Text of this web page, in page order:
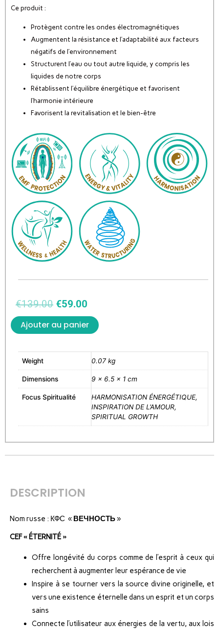
Ce produit :
Protègent contre les ondes électromagnétiques
Augmentent la résistance et l’adaptabilité aux facteurs
négatifs de l’environnement
Structurent l’eau ou tout autre liquide, y compris les
liquides de notre corps
Rétablissent l’équilibre énergétique et favorisent
l’harmonie intérieure
Favorisent la revitalisation et le bien-être
€139.00 €59.00
Ajouter au panier
Weight 0.07 kg
Dimensions 9 × 6.5 × 1 cm
Focus Spiritualité
HARMONISATION ÉNERGÉTIQUE,
INSPIRATION DE L’AMOUR,
SPIRITUAL GROWTH
DESCRIPTION
Nom russe : КФС « ВЕЧНОСТЬ»
CEF « ÉTERNITÉ »
Offre longévité du corps comme de l’esprit à ceux qui
recherchent à augmenter leur espérance de vie
Inspire à se tourner vers la source divine originelle, et
vers une existence éternelle dans un esprit et un corps
sains
Connecte l’utilisateur aux énergies de la vertu, aux lois